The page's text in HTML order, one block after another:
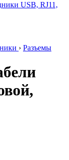
USB, RJ11,
› Разъемы